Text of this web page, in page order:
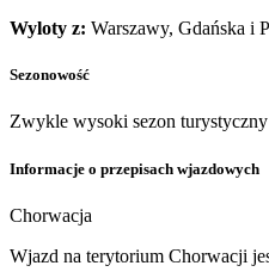
Wyloty z: Warszawy, Gdańska i
Sezonowość
Zwykle wysoki sezon
Informacje o przepisach wjazdowych
Chorwacja
Wjazd na terytorium Chorwacji